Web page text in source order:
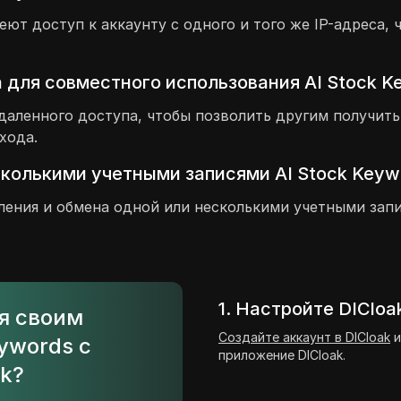
доступ к аккаунту с одного и того же IP-адреса,
совместного использования AI Stock
доступа, чтобы позволить другим
учетными записями AI Stock
и обмена одной или несколькими учетными
своим
с
1. Настройте
Создайте аккаунт в DICloak
приложение DICloak.